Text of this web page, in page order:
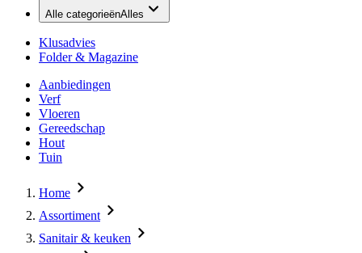
Alle categorieënAlles
Klusadvies
Folder & Magazine
Aanbiedingen
Verf
Vloeren
Gereedschap
Hout
Tuin
Home
Assortiment
Sanitair & keuken